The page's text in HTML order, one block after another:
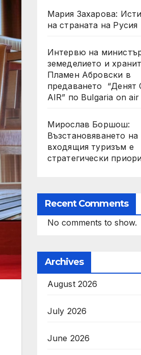
Мария Захарова:
на страната на Русия
Интервю на
земеделието и
Пламен Абровски в
предаването “Денят
AIR” по Bulgaria on air
Мирослав Боршош:
Възстановяването на
входящия туризъм е
стратегически
Recent Comments
No comments to show.
Archives
August 2026
July 2026
June 2026